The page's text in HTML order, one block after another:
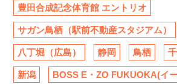
豊田合成記念体育館 エントリオ
サガン鳥栖（駅前不動産スタジアム）
八丁堀（広島） 静岡 鳥栖
新潟 BOSS E・ZO FUKUOKA(イ